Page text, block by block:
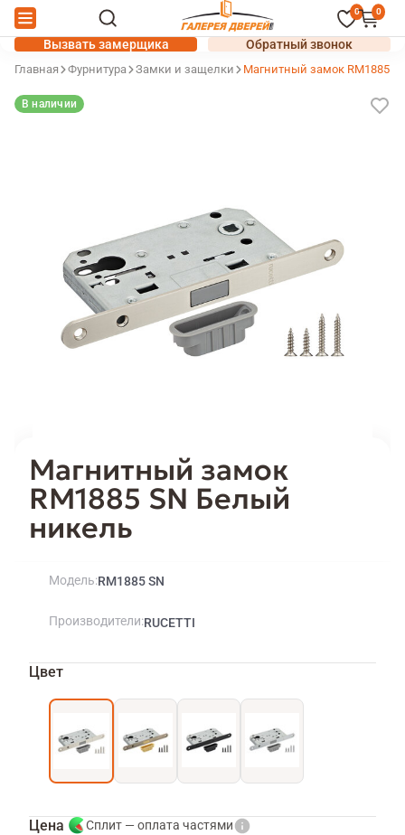
0 0
Вызвать замерщика Обратный звонок
Главная Фурнитура Замки и защелки Магнитный замок RM1885
Магнитный замок
RM1885 SN Белый
никель
В наличии
Модель RM1885 SN
Производители RUCETTI
Цвет
Цена Сплит — оплата частями